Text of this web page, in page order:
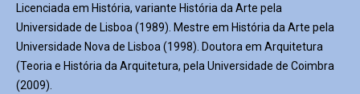
Licenciada em História, variante História da Arte pela
Universidade de Lisboa (1989). Mestre em História da Arte pela
Universidade Nova de Lisboa (1998). Doutora em Arquitetura
(Teoria e História da Arquitetura, pela Universidade de Coimbra
(2009).